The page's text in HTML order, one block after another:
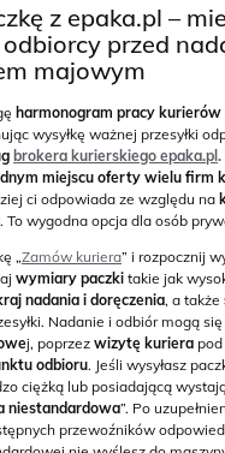
z epaka.pl –
przed
majowym
harmonogram pracy kurierów
wysyłkę ważnej przesyłki
brokera kurierskiego epaka.pl .
miejscu oferty wielu firm
ci odpowiada ze względu na
. To wygodna opcja dla osób
„Zamów kuriera” i rozpocznij
wymiary paczki takie jak
nadania i doręczenia, a także
Nadanie i odbiór mogą
j, poprzez wizytę kuriera
odbioru. Jeśli wysyłasz
ciężką lub posiadającą
niestandardowa”. Po
przewoźników